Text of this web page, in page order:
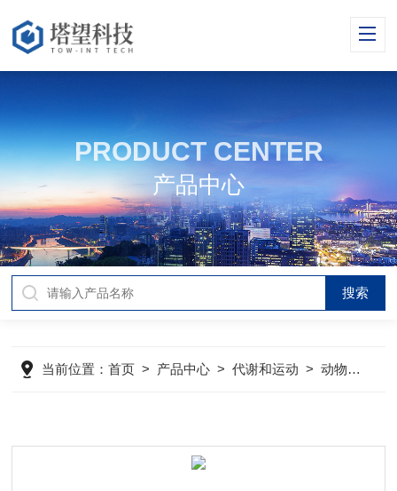
PRODUCT CENTER
产品中心
当前位置：首页 > 产品中心 >代谢和运动 >动物代谢、运动